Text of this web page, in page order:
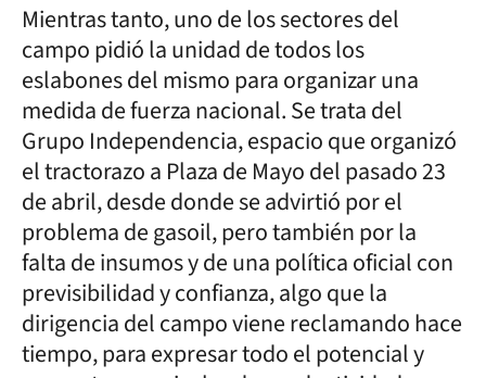
Mientras tanto, uno de los sectores del
campo pidió la unidad de todos los
eslabones del mismo para organizar una
medida de fuerza nacional. Se trata del
Grupo Independencia, espacio que organizó
el tractorazo a Plaza de Mayo del pasado 23
de abril, desde donde se advirtió por el
problema de gasoil, pero también por la
falta de insumos y de una política oficial con
previsibilidad y confianza, algo que la
dirigencia del campo viene reclamando hace
tiempo, para expresar todo el potencial y